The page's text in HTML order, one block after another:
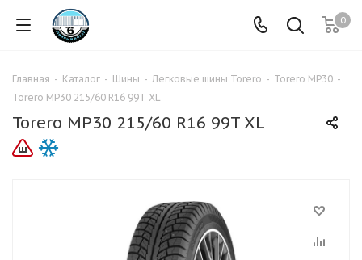
0
Главная - Каталог - Шины - Легковые шины Torero - Torero MP30 -
Torero MP30 215/60 R16 99T XL
Torero MP30 215/60 R16 99T XL